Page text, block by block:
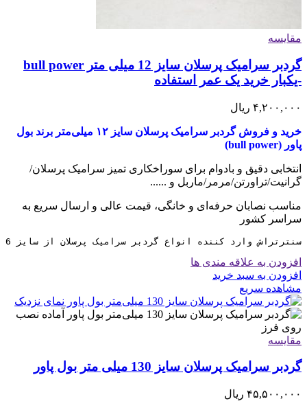
مقایسه
گردبر سرامیک پرسلان سایز 12 میلی متر bull power
-یکبار خرید یک عمر استفاده
۴,۲۰۰,۰۰۰ ریال
خرید و فروش گردبر سرامیک پرسلان سایز ۱۲ میلی‌متر برند بول
پاور (bull power)
انتخابی دقیق و بادوام برای سوراخکاری تمیز سرامیک پرسلان/
گرانیت/تراورتن/مرمر/ماربل و ......
مناسب نصابان حرفه‌ای و خانگی، قیمت عالی و ارسال سریع به
سراسر کشور
سنترتراش وارد کننده انواع گردبر سرامیک پرسلان از سایز 6 تا 130 میلی متر می باشد
افزودن به علاقه مندی ها
افزودن به سبد خرید
مشاهده سریع
مقایسه
گردبر سرامیک پرسلان سایز 130 میلی متر بول پاور
۴۵,۵۰۰,۰۰۰ ریال